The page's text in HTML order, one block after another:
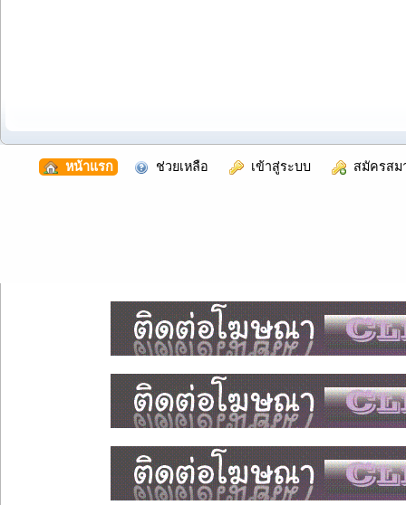
หน้าแรก ช่วยเหลือ เข้าสู่ระบบ สมัครสม